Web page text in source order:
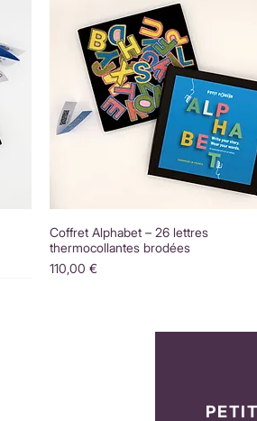
Coffret Alphabet – 26 lettres
thermocollantes brodées
Prix
110,00 €